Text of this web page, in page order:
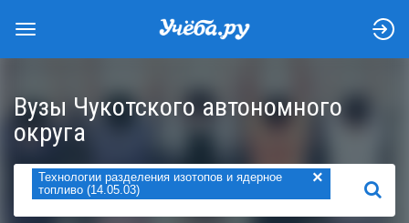
Вузы Чукотского автономного
округа
Технологии разделения изотопов и ядерное
топливо (14.05.03)
×
НАЙТИ